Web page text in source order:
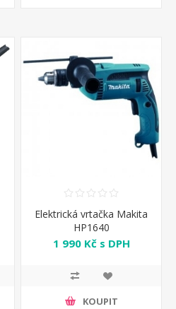
Elektrická vrtačka Makita
HP1640
1 990 Kč s DPH
KOUPIT